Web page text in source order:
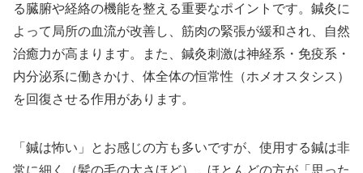
る臓腑や経絡の機能を整える重要なポイントです。鍼灸に
よって局所の血流が改善し、筋肉の緊張が緩和され、自然
治癒力が高まります。また、鍼灸刺激は神経系・免疫系・
内分泌系に働きかけ、体全体の恒常性（ホメオスタシス）
を回復させる作用があります。
「鍼は怖い」とお感じの方も多いですが、使用する鍼は非